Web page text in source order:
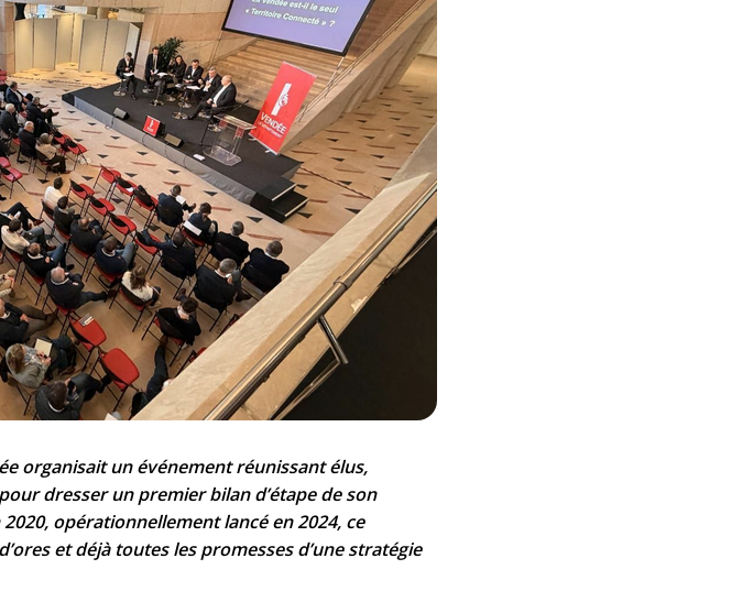
organisait un événement réunissant élus,
dresser un premier bilan d’étape de son
opérationnellement lancé en 2024, ce
et déjà toutes les promesses d’une stratégie